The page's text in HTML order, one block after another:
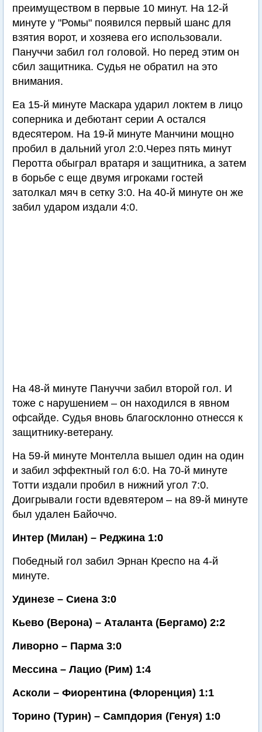
преимуществом в первые 10 минут. На 12-й
минуте у "Ромы" появился первый шанс для
взятия ворот, и хозяева его использовали.
Пануччи забил гол головой. Но перед этим он
сбил защитника. Судья не обратил на это
внимания.
Еа 15-й минуте Маскара ударил локтем в лицо
соперника и дебютант серии А остался
вдесятером. На 19-й минуте Манчини мощно
пробил в дальний угол 2:0.Через пять минут
Перотта обыграл вратаря и защитника, а затем
в борьбе с еще двумя игроками гостей
затолкал мяч в сетку 3:0. На 40-й минуте он же
забил ударом издали 4:0.
На 48-й минуте Пануччи забил второй гол. И
тоже с нарушением – он находился в явном
офсайде. Судья вновь благосклонно отнесся к
защитнику-ветерану.
На 59-й минуте Монтелла вышел один на один
и забил эффектный гол 6:0. На 70-й минуте
Тотти издали пробил в нижний угол 7:0.
Доигрывали гости вдевятером – на 89-й минуте
был удален Байоччо.
Интер (Милан) – Реджина 1:0
Победный гол забил Эрнан Креспо на 4-й
минуте.
Удинезе – Сиена 3:0
Кьево (Верона) – Аталанта (Бергамо) 2:2
Ливорно – Парма 3:0
Мессина – Лацио (Рим) 1:4
Асколи – Фиорентина (Флоренция) 1:1
Торино (Турин) – Сампдория (Генуя) 1:0